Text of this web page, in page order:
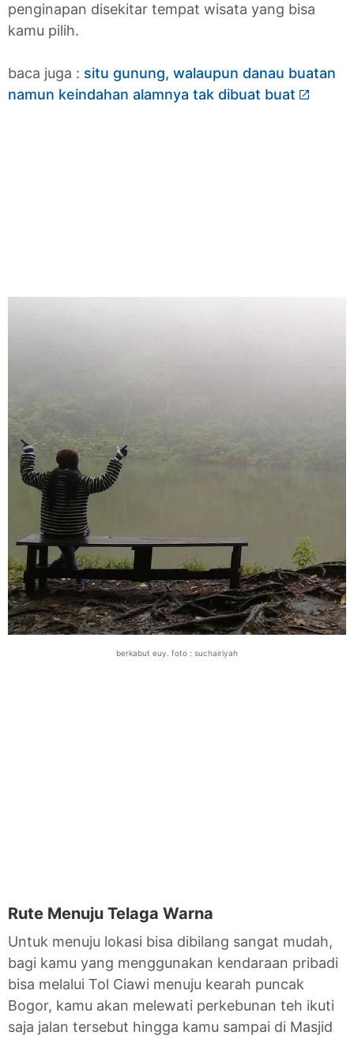
penginapan disekitar tempat wisata yang bisa
kamu pilih.
baca juga : situ gunung, walaupun danau buatan
namun keindahan alamnya tak dibuat buat
berkabut euy. foto : suchairiyah
Rute Menuju Telaga Warna
Untuk menuju lokasi bisa dibilang sangat mudah,
bagi kamu yang menggunakan kendaraan pribadi
bisa melalui Tol Ciawi menuju kearah puncak
Bogor, kamu akan melewati perkebunan teh ikuti
saja jalan tersebut hingga kamu sampai di Masjid